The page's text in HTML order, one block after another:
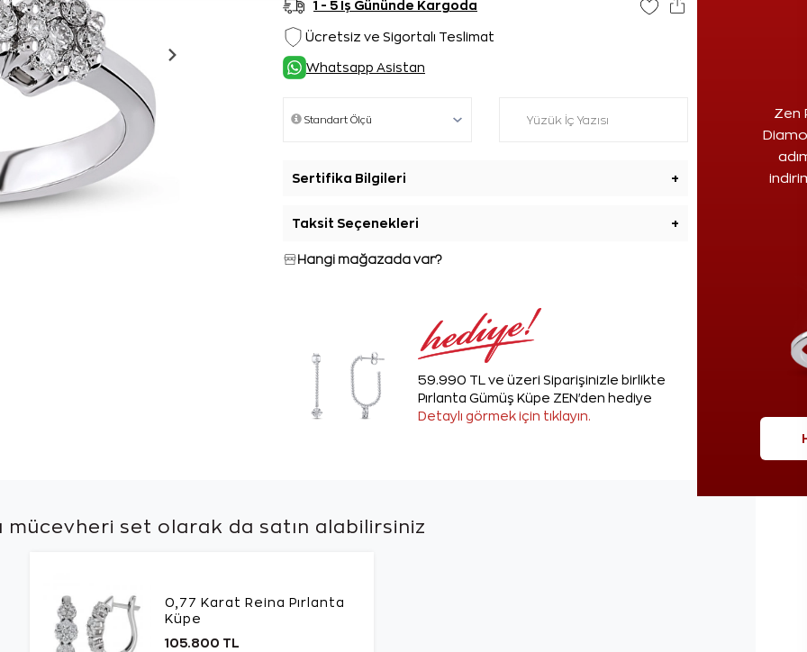
Zen
1 - 5 İş Gününde Kargoda
Ücretsiz ve Sigortalı Teslimat
Whatsapp Asistan
Sertifika Bilgileri +
Taksit Seçenekleri +
Hangi mağazada var?
59.990 TL ve üzeri Siparişinizle birlikte
Pırlanta Gümüş Küpe ZEN'den hediye
Detaylı görmek için tıklayın.
mücevheri set olarak da satın alabilirsiniz
0,77 Karat Reina Pırlanta
Küpe
105.800 TL